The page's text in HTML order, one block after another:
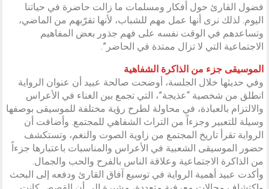
فضول القارئ حول أفكار ومسلمات ما زالت حاضرة في حياتنا
اليوم. لذلك نرى أنها عمل مهم للشباب، لأنها تقرّبهم من الماضي،
وتساعدهم في الوقت نفسه على فهم جذور بعض المفاهيم
الاجتماعية التي لا تزال ممتدة في الحاضر”.
الموسيقى جزء من الذاكرة الشفاهية
وفي حديثها خلال الجلسة، أوضحت صالحة عبيد أن عنوان الرواية
انطلق من شخصية “عذيجة”، التي تجمع بين الغناء في الأعراس
والالتزام بالعبادة، في محاولة لطرح رؤية مختلفة للموسيقى بوصفها
وسيلة للتعبير وجزءاً من التراث الشفاهي للمجتمع. وأضافت أن
الرواية تقرأ تاريخ المجتمع من زاوية الصوت والنغم، وتستكشف
حضور الموسيقى الشعبية في الأعراس والمناسبات باعتبارها جزءاً
من الذاكرة الاجتماعية وعلاقة الناس بالفرح والحب والجمال.
وأكدت عبيد أهمية الرواية في توسيع آفاق القارئ ودفعه إلى البحث